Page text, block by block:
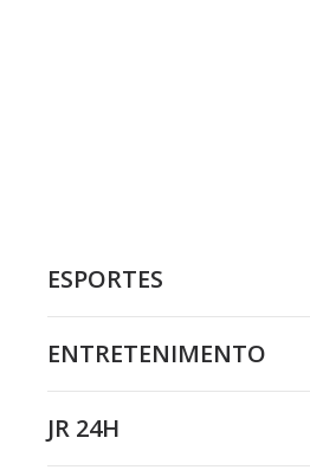
ESPORTES
ENTRETENIMENTO
JR 24H